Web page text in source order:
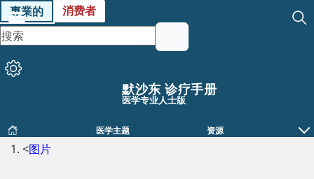
專業的 消费者
默沙东 诊疗手册
医学专业人士版
医学主题 资源
<图片